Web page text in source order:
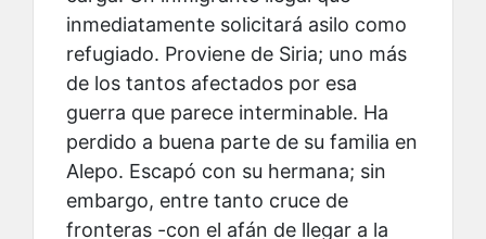
inmediatamente solicitará asilo como
refugiado. Proviene de Siria; uno más
de los tantos afectados por esa
guerra que parece interminable. Ha
perdido a buena parte de su familia en
Alepo. Escapó con su hermana; sin
embargo, entre tanto cruce de
fronteras -con el afán de llegar a la